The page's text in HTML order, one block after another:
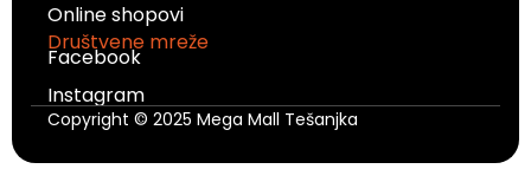
Online shopovi
Društvene mreže
Facebook
Instagram
Copyright © 2025 Mega Mall Tešanjka